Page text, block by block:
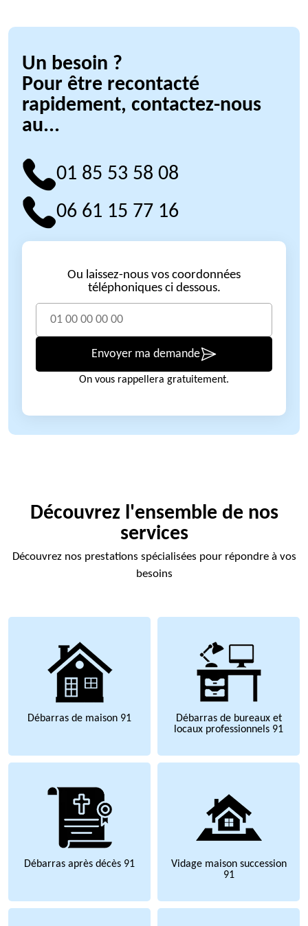
Un besoin ?
Pour être recontacté
rapidement, contactez-nous
au...
01 85 53 58 08
06 61 15 77 16
Ou laissez-nous vos coordonnées
téléphoniques ci dessous.
Envoyer ma demande
On vous rappellera gratuitement.
Découvrez l'ensemble de nos
services
Découvrez nos prestations spécialisées pour répondre à vos
besoins
Débarras de maison 91
Débarras de bureaux et
locaux professionnels 91
Débarras après décès 91
Vidage maison succession
91